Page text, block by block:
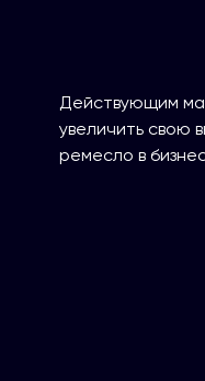
Действующим
увеличить свою
ремесло в